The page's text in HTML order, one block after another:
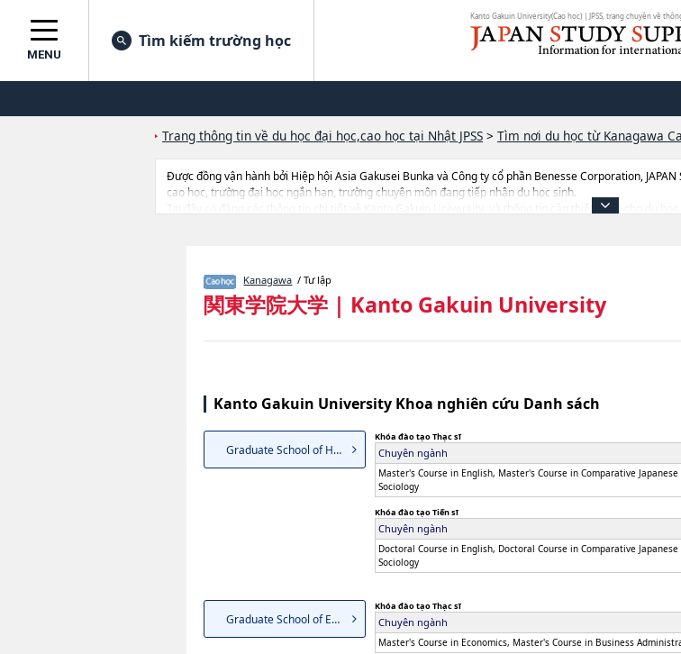
Kanto Gakuin University(Cao học) | JPSS, trang chuyên về
MENU
Tìm kiếm trường học
Trang thông tin về du học đại học,cao học tại Nhật JPSS > Tìm nơi du học từ Kanagawa
Được đồng vận hành bởi Hiệp hội Asia Gakusei Bunka và Công ty cổ phần Benesse Corporation,
cao học, trường đại học ngắn hạn, trường chuyên môn đang tiếp nhận du học sinh.
Tại đây có đăng các thông tin chi tiết về Kanto Gakuin University, và thông tin cần thiết dành cho du
Kanagawa / Tư lập
関東学院大学 | Kanto Gakuin University
Kanto Gakuin University Khoa nghiên cứu Danh sách
Graduate School of Humanities
Khóa đào tạo Thạc sĩ
Chuyên ngành
Master's Course in English, Master's Course in Comparative
Sociology
Khóa đào tạo Tiến sĩ
Chuyên ngành
Doctoral Course in English, Doctoral Course in Comparative
Sociology
Graduate School of Economics
Khóa đào tạo Thạc sĩ
Chuyên ngành
Master's Course in Economics, Master's Course in Business